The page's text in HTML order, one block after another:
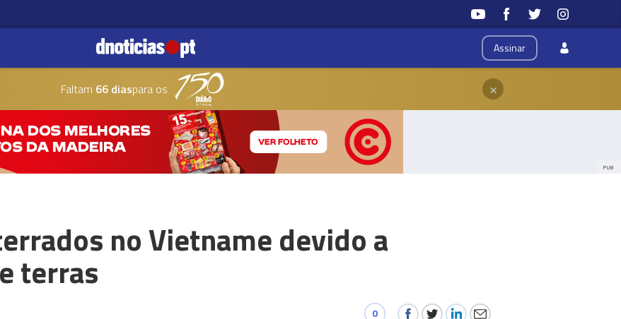
Assinar
Faltam 66 diaspara os ×
PUB
no Vietname devido a
terras
0